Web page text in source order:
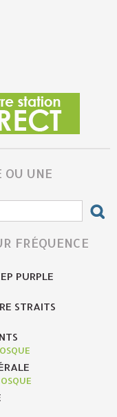
OU UNE
FRÉQUENCE
PURPLE
STRAITS